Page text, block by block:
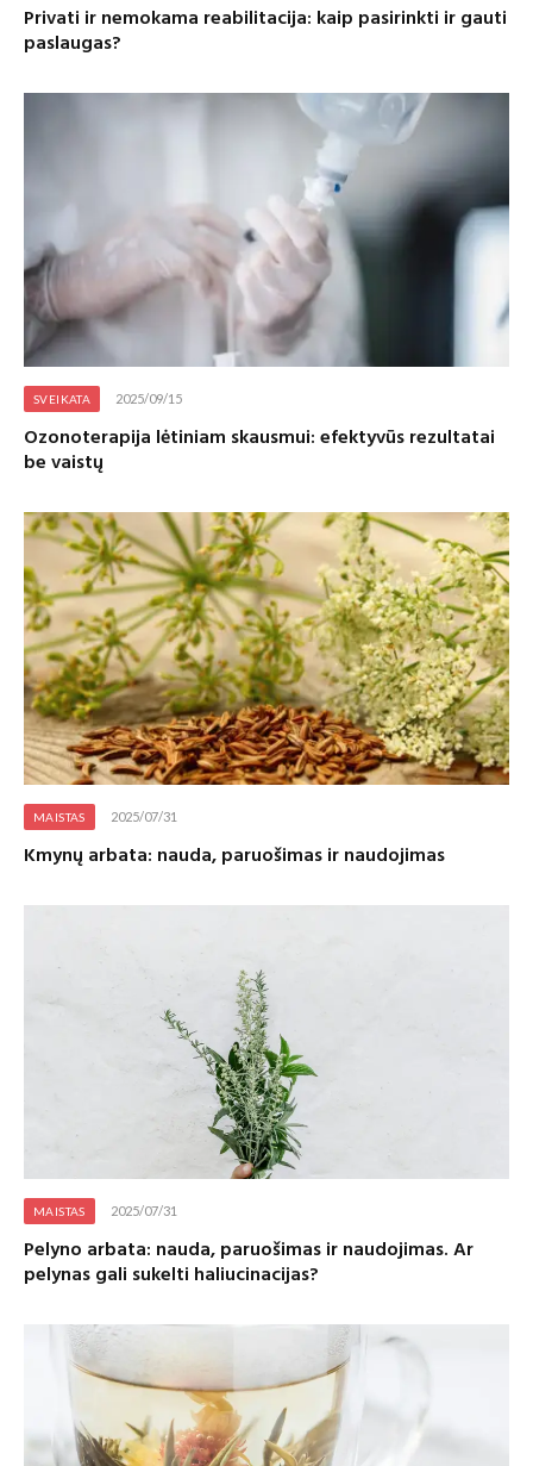
Privati ir nemokama reabilitacija: kaip pasirinkti ir gauti
paslaugas?
SVEIKATA 2025/09/15
Ozonoterapija lėtiniam skausmui: efektyvūs rezultatai
be vaistų
MAISTAS 2025/07/31
Kmynų arbata: nauda, paruošimas ir naudojimas
MAISTAS 2025/07/31
Pelyno arbata: nauda, paruošimas ir naudojimas. Ar
pelynas gali sukelti haliucinacijas?